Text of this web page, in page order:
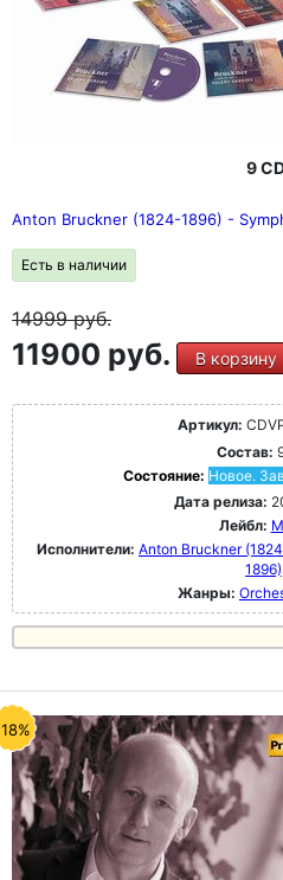
9
Anton Bruckner (1824-1896) -
Есть в наличии
14999руб.
11900 руб. В корзину
Артикул:
Состав:
Состояние: Новое.
Дата релиза:
Лейбл:
Исполнители: Anton Bruckner
1896)
Жанры: